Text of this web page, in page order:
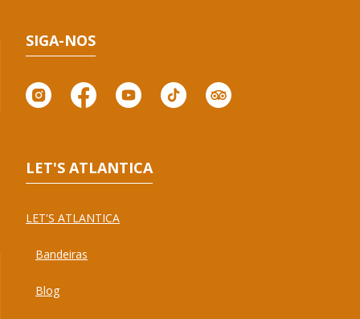
SIGA-NOS
LET'S ATLANTICA
LET'S ATLANTICA
Bandeiras
Blog